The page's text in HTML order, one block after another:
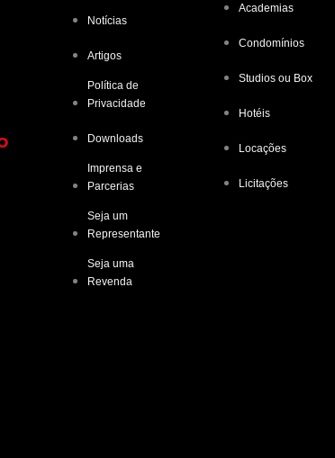
Notícias
Artigos
Política de
Privacidade
Downloads
Imprensa e
Parcerias
Seja um
Representante
Seja uma
Revenda
Academias
Condomínios
Studios ou Box
Hotéis
Locações
Licitações